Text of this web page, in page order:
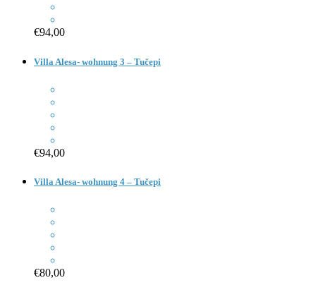
€94,00
Villa Alesa- wohnung 3 – Tučepi
€94,00
Villa Alesa- wohnung 4 – Tučepi
€80,00